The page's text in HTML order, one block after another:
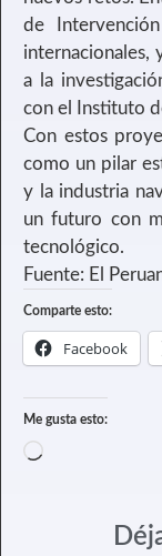
de
internacionales,
a la
con el Instituto
Con estos
como un pilar
y la industria
un futuro con
tecnológico.
Fuente: El
Comparte esto:
Facebook
Me gusta esto: